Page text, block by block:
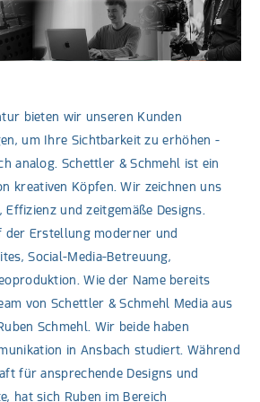
bieten wir unseren Kunden
um Ihre Sichtbarkeit zu erhöhen -
analog. Schettler & Schmehl ist ein
kreativen Köpfen. Wir zeichnen uns
und zeitgemäße Designs.
der Erstellung moderner und
Social-Media-Betreuung,
Wie der Name bereits
von Schettler & Schmehl Media aus
Schmehl. Wir beide haben
in Ansbach studiert. Während
für ansprechende Designs und
hat sich Ruben im Bereich